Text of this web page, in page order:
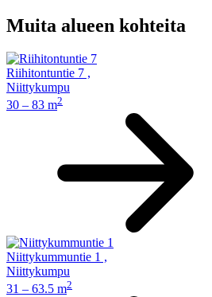
Muita alueen kohteita
Riihitontuntie 7 ,
Niittykumpu
30 – 83 m2
Niittykummuntie 1 ,
Niittykumpu
31 – 63.5 m2